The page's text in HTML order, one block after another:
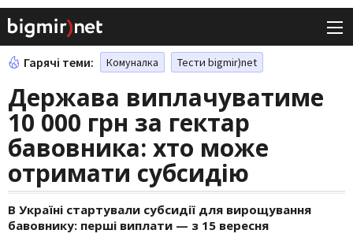
Гарячі теми: Комуналка Тести bigmir)net
Держава виплачуватиме
10 000 грн за гектар
бавовника: хто може
отримати субсидію
В Україні стартували субсидії для вирощування
бавовнику: перші виплати — з 15 вересня